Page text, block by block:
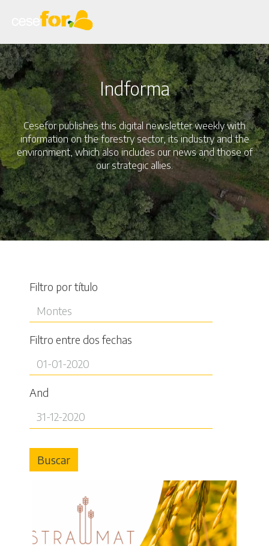
main
content
Indforma
Cesefor publishes this digital newsletter weekly with
information on the forestry sector, its industry and the
environment, which also includes our news and those of
our strategic allies.
Filtro por título
Filtro entre dos fechas
And
Buscar